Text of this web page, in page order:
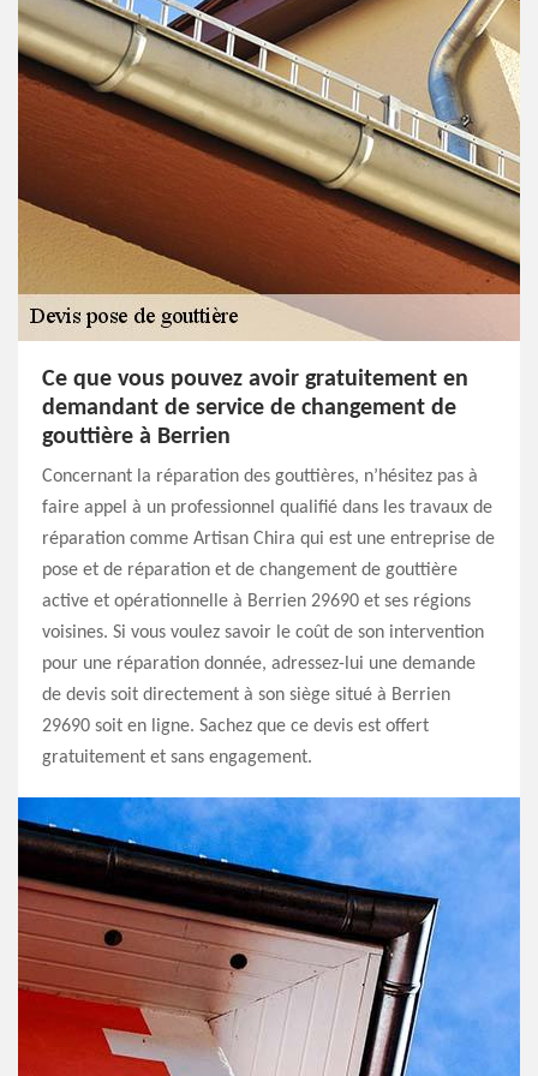
Ce que vous pouvez avoir gratuitement en
demandant de service de changement de
gouttière à Berrien
Concernant la réparation des gouttières, n’hésitez pas à
faire appel à un professionnel qualifié dans les travaux de
réparation comme Artisan Chira qui est une entreprise de
pose et de réparation et de changement de gouttière
active et opérationnelle à Berrien 29690 et ses régions
voisines. Si vous voulez savoir le coût de son intervention
pour une réparation donnée, adressez-lui une demande
de devis soit directement à son siège situé à Berrien
29690 soit en ligne. Sachez que ce devis est offert
gratuitement et sans engagement.